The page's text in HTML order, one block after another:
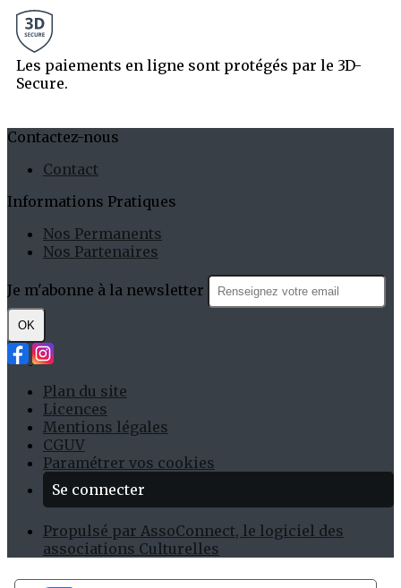
Les paiements en ligne sont protégés par le 3D-
Secure.
Contactez-nous
Contact
Informations Pratiques
Nos Permanents
Nos Partenaires
Je m'abonne à la newsletter
OK
Plan du site
Licences
Mentions légales
CGUV
Paramétrer vos cookies
Se connecter
Propulsé par AssoConnect, le logiciel des
associations Culturelles